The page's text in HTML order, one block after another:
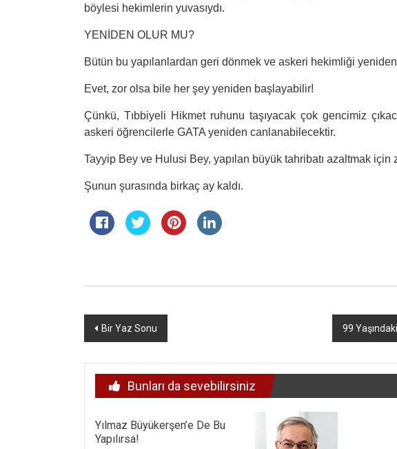
böylesi hekimlerin yuvasıydı.
YENİDEN OLUR MU?
Bütün bu yapılanlardan geri dönmek ve askeri hekimliği yeniden
Evet, zor olsa bile her şey yeniden başlayabilir!
Çünkü, Tıbbiyeli Hikmet ruhunu taşıyacak çok gencimiz
askeri öğrencilerle GATA yeniden canlanabilecektir.
Tayyip Bey ve Hulusi Bey, yapılan büyük tahribatı azaltmak
Şunun şurasında birkaç ay kaldı.
Yazı
Bir Yaz Sonu 99
Bunları da sevebilirsiniz
Yılmaz Büyükerşen’e De Bu
Yapılırsa!